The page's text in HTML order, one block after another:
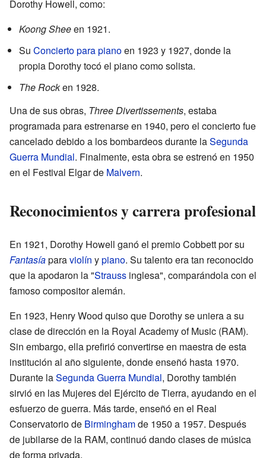
Dorothy Howell, como:
Koong Sheeen 1921.
Su Concierto para pianoen 1923 y 1927, donde la
propia Dorothy tocó el piano como solista.
The Rocken 1928.
Una de sus obras, Three Divertissements, estaba
programada para estrenarse en 1940, pero el concierto fue
cancelado debido a los bombardeos durante laSegunda
Guerra Mundial. Finalmente, esta obra se estrenó en 1950
en el Festival Elgar de Malvern.
Reconocimientos y carrera profesional
En 1921, Dorothy Howell ganó el premio Cobbett por su
Fantasíaparaviolín ypiano. Su talento era tan reconocido
que la apodaron la "Strauss inglesa", comparándola con el
famoso compositor alemán.
En 1923, Henry Wood quiso que Dorothy se uniera a su
clase de dirección en la Royal Academy of Music (RAM).
Sin embargo, ella prefirió convertirse en maestra de esta
institución al año siguiente, donde enseñó hasta 1970.
Durante laSegunda Guerra Mundial, Dorothy también
sirvió en las Mujeres del Ejército de Tierra, ayudando en el
esfuerzo de guerra. Más tarde, enseñó en el Real
Conservatorio de Birminghamde 1950 a 1957. Después
de jubilarse de la RAM, continuó dando clases de música
de forma privada.